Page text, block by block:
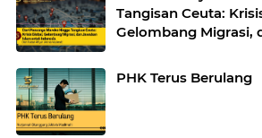
Tangisan Ceuta:
Gelombang Migrasi,
PHK Terus Berulang